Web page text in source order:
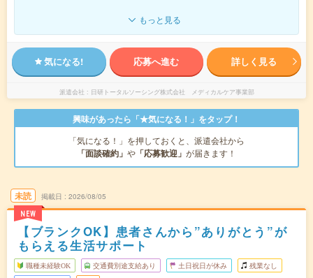
もっと見る
気になる! 応募へ進む 詳しく見る
派遣会社 日研トータルソーシング株式会社 メディカルケア事業部
興味があったら「★気になる！」をタップ！
「気になる！」を押しておくと、派遣会社から
「面談確約」 や 「応募歓迎」 が届きます！
未読
NEW
掲載日 2026/08/05
【ブランクOK】患者さんから”ありがとう”が
もらえる生活サポート
職種未経験OK 交通費別途支給あり 土日祝日が休み 残業なし